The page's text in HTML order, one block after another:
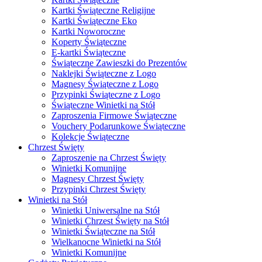
Kartki Świąteczne Religijne
Kartki Świąteczne Eko
Kartki Noworoczne
Koperty Świąteczne
E-kartki Świąteczne
Świąteczne Zawieszki do Prezentów
Naklejki Świąteczne z Logo
Magnesy Świąteczne z Logo
Przypinki Świąteczne z Logo
Świąteczne Winietki na Stół
Zaproszenia Firmowe Świąteczne
Vouchery Podarunkowe Świąteczne
Kolekcje Świąteczne
Chrzest Święty
Zaproszenie na Chrzest Święty
Winietki Komunijne
Magnesy Chrzest Święty
Przypinki Chrzest Święty
Winietki na Stół
Winietki Uniwersalne na Stół
Winietki Chrzest Święty na Stół
Winietki Świąteczne na Stół
Wielkanocne Winietki na Stół
Winietki Komunijne